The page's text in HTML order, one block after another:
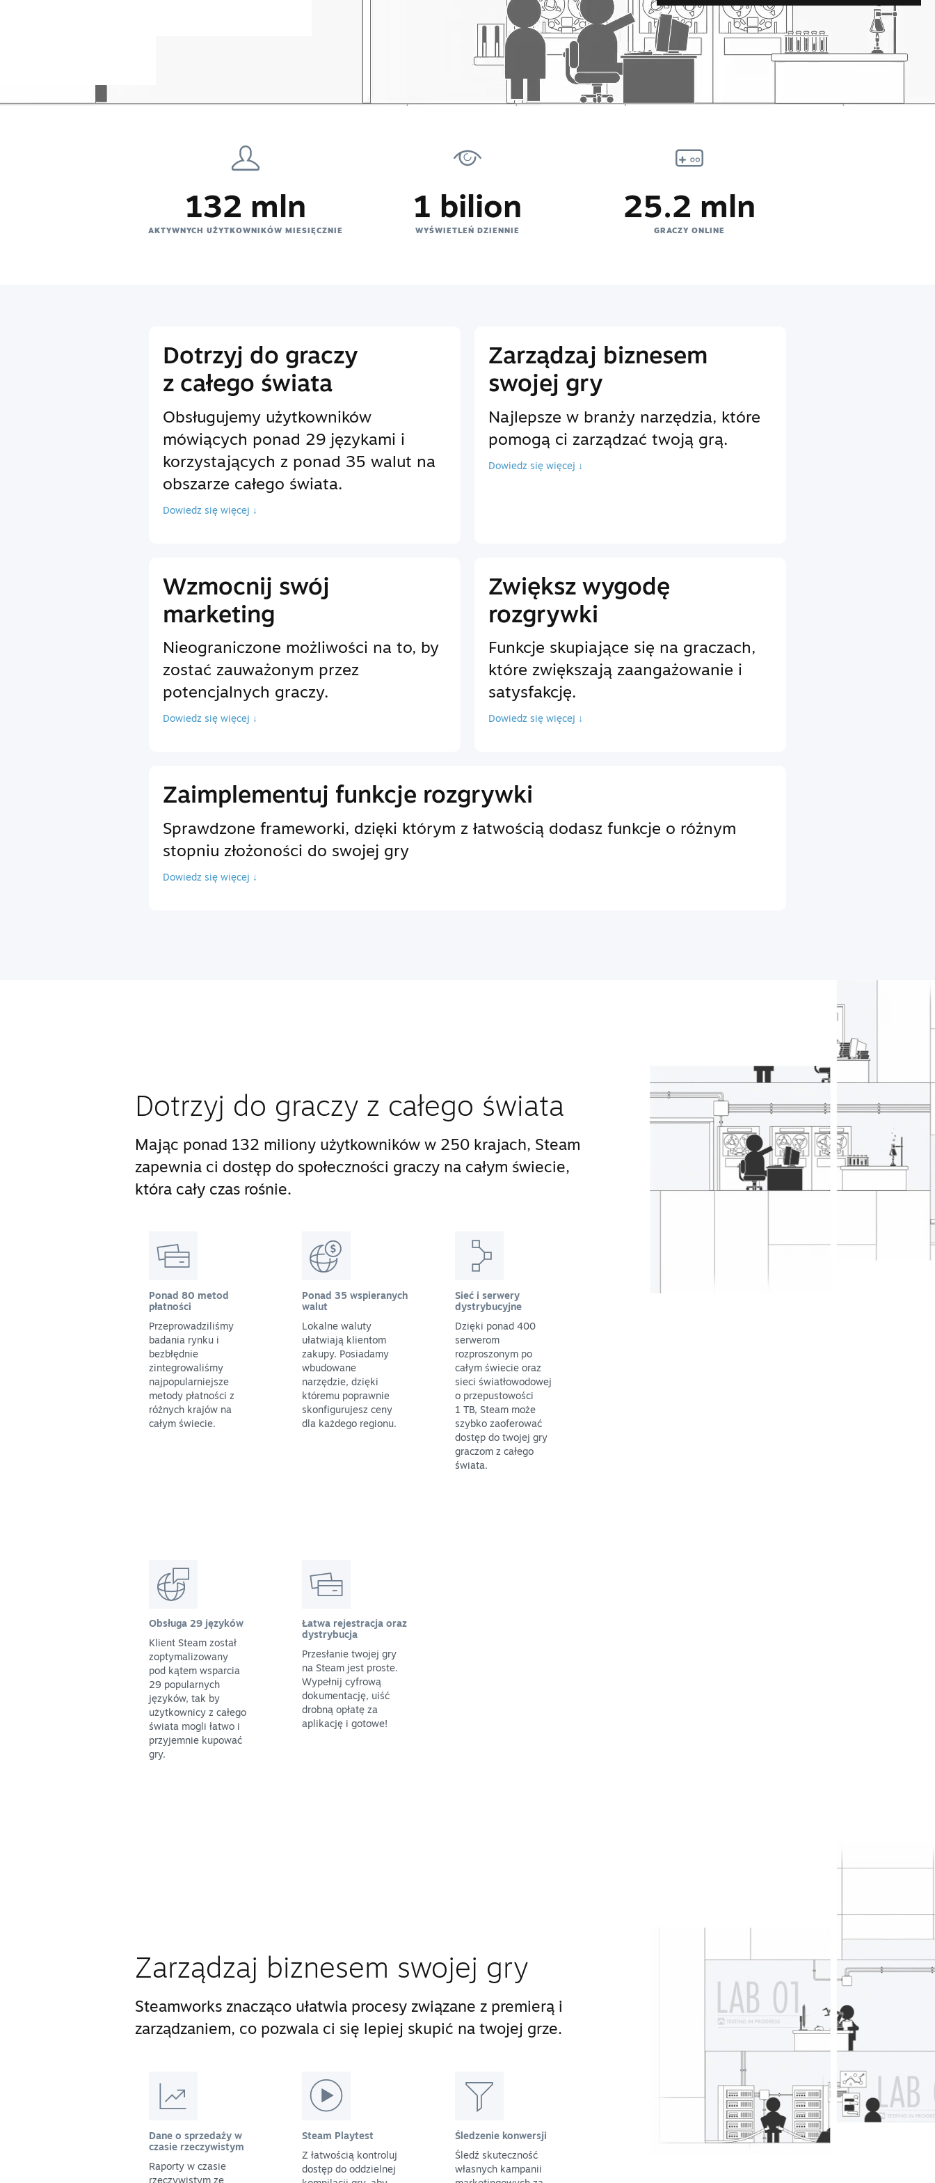
132 mln
AKTYWNYCH UŻYTKOWNIKÓW MIESIĘCZNIE
1 bilion
WYŚWIETLEŃ DZIENNIE
25.2 mln
GRACZY ONLINE
Dotrzyj do graczy
z całego świata
Obsługujemy użytkowników
mówiących ponad 29 językami i
korzystających z ponad 35 walut na
obszarze całego świata.
Dowiedz się więcej ↓
Zarządzaj biznesem
swojej gry
Najlepsze w branży narzędzia, które
pomogą ci zarządzać twoją grą.
Dowiedz się więcej ↓
Wzmocnij swój
marketing
Nieograniczone możliwości na to, by
zostać zauważonym przez
potencjalnych graczy.
Dowiedz się więcej ↓
Zwiększ wygodę
rozgrywki
Funkcje skupiające się na graczach,
które zwiększają zaangażowanie i
satysfakcję.
Dowiedz się więcej ↓
Zaimplementuj funkcje rozgrywki
Sprawdzone frameworki, dzięki którym z łatwością dodasz funkcje o różnym
stopniu złożoności do swojej gry
Dowiedz się więcej ↓
Dotrzyj do graczy z całego świata
Mając ponad 132 miliony użytkowników w 250 krajach, Steam
zapewnia ci dostęp do społeczności graczy na całym świecie,
która cały czas rośnie.
Ponad 80 metod
płatności
Przeprowadziliśmy
badania rynku i
bezbłędnie
zintegrowaliśmy
najpopularniejsze
metody płatności z
różnych krajów na
całym świecie.
Ponad 35 wspieranych
walut
Lokalne waluty
ułatwiają klientom
zakupy. Posiadamy
wbudowane
narzędzie, dzięki
któremu poprawnie
skonfigurujesz ceny
dla każdego regionu.
Sieć i serwery
dystrybucyjne
Dzięki ponad 400
serwerom
rozproszonym po
całym świecie oraz
sieci światłowodowej
o przepustowości
1 TB, Steam może
szybko zaoferować
dostęp do twojej gry
graczom z całego
świata.
Obsługa 29 języków
Klient Steam został
zoptymalizowany
pod kątem wsparcia
29 popularnych
języków, tak by
użytkownicy z całego
świata mogli łatwo i
przyjemnie kupować
gry.
Łatwa rejestracja oraz
dystrybucja
Przesłanie twojej gry
na Steam jest proste.
Wypełnij cyfrową
dokumentację, uiść
drobną opłatę za
aplikację i gotowe!
Zarządzaj biznesem swojej gry
Steamworks znacząco ułatwia procesy związane z premierą i
zarządzaniem, co pozwala ci się lepiej skupić na twojej grze.
Dane o sprzedaży w
czasie rzeczywistym
Raporty w czasie
rzeczywistym ze
Steam Playtest
Z łatwością kontroluj
dostęp do oddzielnej
Śledzenie konwersji
Śledź skuteczność
własnych kampanii